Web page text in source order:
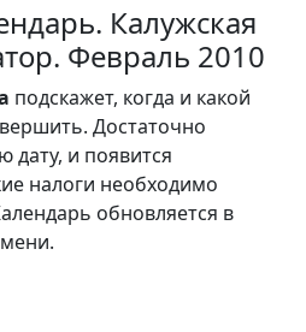
Калужская
Февраль 2010
подскажет, когда и какой
Достаточно
и появится
налоги необходимо
обновляется в